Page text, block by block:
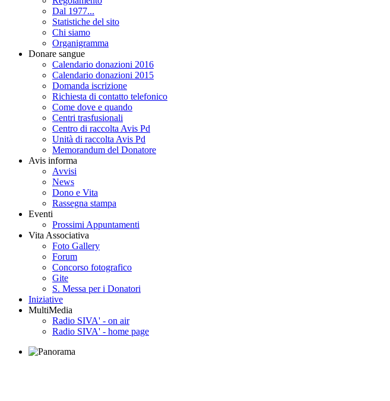
Dal 1977...
Statistiche del sito
Chi siamo
Organigramma
Donare sangue
Calendario donazioni 2016
Calendario donazioni 2015
Domanda iscrizione
Richiesta di contatto telefonico
Come dove e quando
Centri trasfusionali
Centro di raccolta Avis Pd
Unità di raccolta Avis Pd
Memorandum del Donatore
Avis informa
Avvisi
News
Dono e Vita
Rassegna stampa
Eventi
Prossimi Appuntamenti
Vita Associativa
Foto Gallery
Forum
Concorso fotografico
Gite
S. Messa per i Donatori
Iniziative
MultiMedia
Radio SIVA' - on air
Radio SIVA' - home page